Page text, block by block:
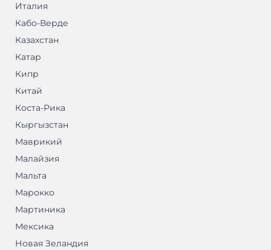
Италия
Кабо-Верде
Казахстан
Катар
Кипр
Китай
Коста-Рика
Кыргызстан
Маврикий
Малайзия
Мальта
Марокко
Мартиника
Мексика
Новая Зеландия